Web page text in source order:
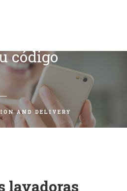
código
AND DELIVERY
lavadoras